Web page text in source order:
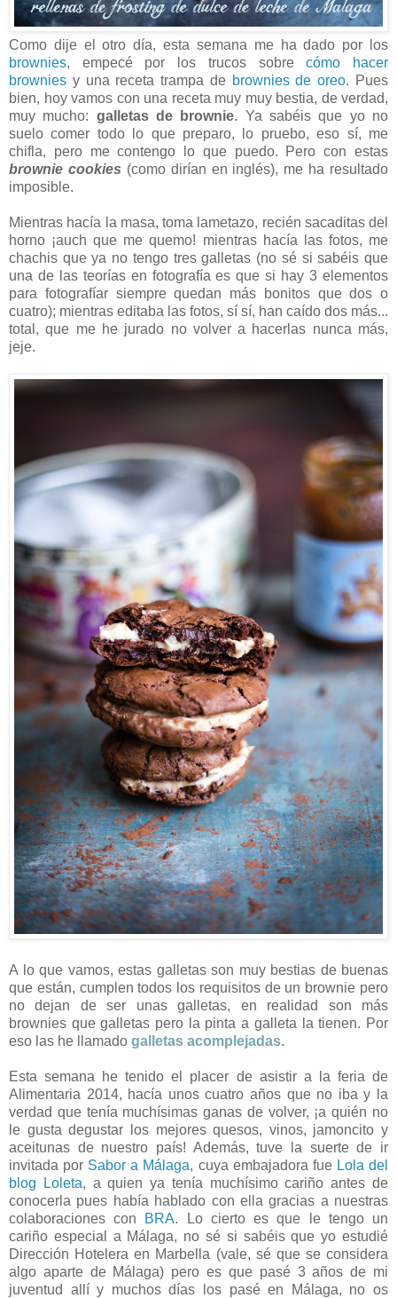
Como dije el otro día, esta semana me ha dado por los
brownies, empecé por los trucos sobrecómo hacer
brownies y una receta trampa de brownies de oreo. Pues
bien, hoy vamos con una receta muy muy bestia, de verdad,
muy mucho: galletas de brownie. Ya sabéis que yo no
suelo comer todo lo que preparo, lo pruebo, eso sí, me
chifla, pero me contengo lo que puedo. Pero con estas
brownie cookies (como dirían en inglés), me ha resultado
imposible.
Mientras hacía la masa, toma lametazo, recién sacaditas del
horno ¡auch que me quemo! mientras hacía las fotos, me
chachis que ya no tengo tres galletas (no sé si sabéis que
una de las teorías en fotografía es que si hay 3 elementos
para fotografíar siempre quedan más bonitos que dos o
cuatro); mientras editaba las fotos, sí sí, han caído dos más...
total, que me he jurado no volver a hacerlas nunca más,
jeje.
A lo que vamos, estas galletas son muy bestias de buenas
que están, cumplen todos los requisitos de un brownie pero
no dejan de ser unas galletas, en realidad son más
brownies que galletas pero la pinta a galleta la tienen. Por
eso las he llamado galletas acomplejadas.
Esta semana he tenido el placer de asistir a la feria de
Alimentaria 2014, hacía unos cuatro años que no iba y la
verdad que tenía muchísimas ganas de volver, ¡a quién no
le gusta degustar los mejores quesos, vinos, jamoncito y
aceitunas de nuestro país! Además, tuve la suerte de ir
invitada por Sabor a Málaga, cuya embajadora fue Lola del
blog Loleta, a quien ya tenía muchísimo cariño antes de
conocerla pues había hablado con ella gracias a nuestras
colaboraciones con BRA. Lo cierto es que le tengo un
cariño especial a Málaga, no sé si sabéis que yo estudié
Dirección Hotelera en Marbella (vale, sé que se considera
algo aparte de Málaga) pero es que pasé 3 años de mi
juventud allí y muchos días los pasé en Málaga, no os